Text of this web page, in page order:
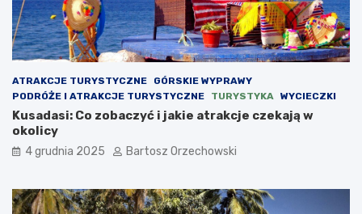
ATRAKCJE TURYSTYCZNE
GÓRSKIE WYPRAWY
PODRÓŻE I ATRAKCJE TURYSTYCZNE
TURYSTYKA WYCIECZKI
Kusadasi: Co zobaczyć i jakie atrakcje czekają w
okolicy
4 grudnia 2025 Bartosz Orzechowski